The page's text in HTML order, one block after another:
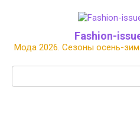
Fashion-
Мода 2026. Сезоны осень-